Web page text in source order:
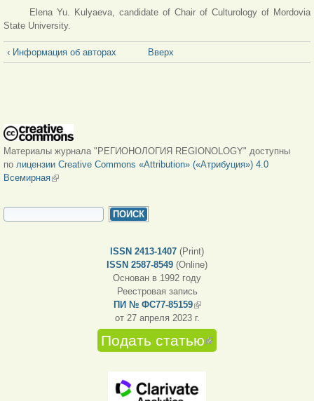
Elena Yu. Kulyaeva, candidate of Chair of Culturology of Mordovia
State University.
‹ Информация об авторах Вверх
Материалы журнала "РЕГИОНОЛОГИЯ REGIONOLOGY" доступны
по лицензии Creative Commons «Attribution» («Атрибуция») 4.0
Всемирная(внешняя ссылка)
ФОРМА ПОИСКА
ISSN 2413-1407 (Print)
ISSN 2587-8549 (Online)
Основан в 1992 году
Реестровая запись
ПИ № ФС77-85159(внешняя ссылка)
от 27 апреля 2023 г.
Подать статью